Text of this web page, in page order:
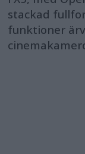
stackad
funktioner